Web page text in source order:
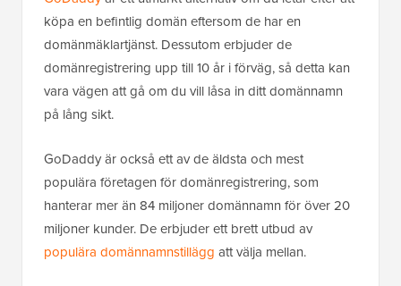
köpa en befintlig domän eftersom de har en
domänmäklartjänst. Dessutom erbjuder de
domänregistrering upp till 10 år i förväg, så detta kan
vara vägen att gå om du vill låsa in ditt domännamn
på lång sikt.
GoDaddy är också ett av de äldsta och mest
populära företagen för domänregistrering, som
hanterar mer än 84 miljoner domännamn för över 20
miljoner kunder. De erbjuder ett brett utbud av
populära domännamnstillägg att välja mellan.